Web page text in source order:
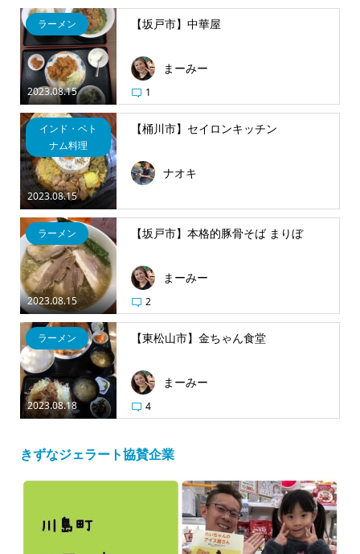
2023.08.15
ラーメン 【坂戸市】中華屋
まーみー
1
2023.08.15
インド・ベト
ナム料理
【桶川市】セイロンキッチン
ナオキ
2023.08.15
ラーメン 【坂戸市】本格的豚骨そば まりぼ
まーみー
2
2023.08.18
ラーメン 【東松山市】金ちゃん食堂
まーみー
4
きずなジェラート協賛企業